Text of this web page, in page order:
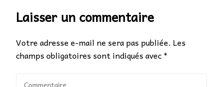
Laisser un commentaire
Votre adresse e-mail ne sera pas publiée. Les
champs obligatoires sont indiqués avec*